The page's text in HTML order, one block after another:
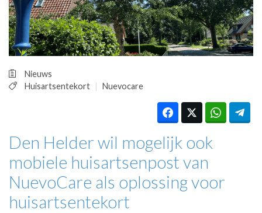
PRAKTIJKZAKEN
TARIEVEN
VPHUISARTSEN
INLOGGEN
Nieuws
Huisartsentekort
Nuevocare
Den Helder wil mogelijk ook
mobiele huisartsenpost van
NuevoCare als oplossing voor
huisartsentekort